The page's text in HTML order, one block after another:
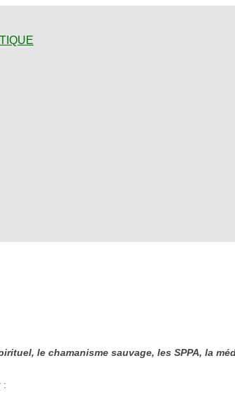
le chamanisme sauvage, les SPPA, la
: